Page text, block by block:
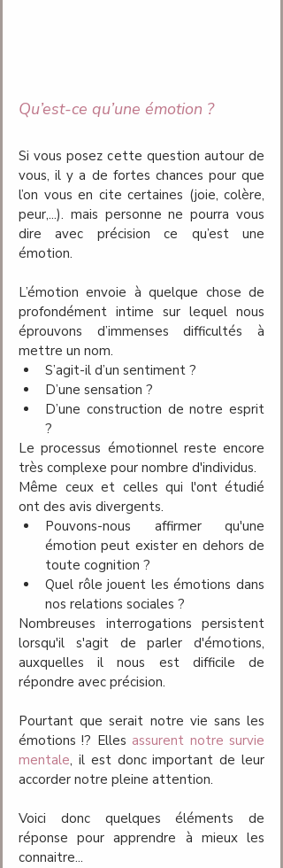
Qu’est-ce qu’une émotion ?
Si vous posez cette question autour de
vous, il y a de fortes chances pour que
l’on vous en cite certaines (joie, colère,
peur,...). mais personne ne pourra vous
dire avec précision ce qu’est une
émotion.
L’émotion envoie à quelque chose de
profondément intime sur lequel nous
éprouvons d’immenses difficultés à
mettre un nom.
S’agit-il d’un sentiment ?
D’une sensation ?
D’une construction de notre esprit
?
Le processus émotionnel reste encore
très complexe pour nombre d'individus.
Même ceux et celles qui l'ont étudié
ont des avis divergents.
Pouvons-nous affirmer qu'une
émotion peut exister en dehors de
toute cognition ?
Quel rôle jouent les émotions dans
nos relations sociales ?
Nombreuses interrogations persistent
lorsqu'il s'agit de parler d'émotions,
auxquelles il nous est difficile de
répondre avec précision.
Pourtant que serait notre vie sans les
émotions !? Elles assurent notre survie
mentale, il est donc important de leur
accorder notre pleine attention.
Voici donc quelques éléments de
réponse pour apprendre à mieux les
connaitre...